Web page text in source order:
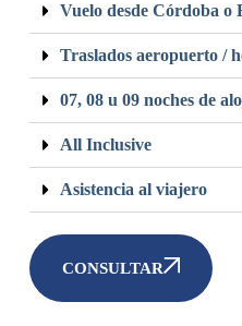
Vuelo desde Córdoba o
Traslados aeropuerto /
07, 08 u 09 noches de
All Inclusive
Asistencia al viajero
CONSULTAR